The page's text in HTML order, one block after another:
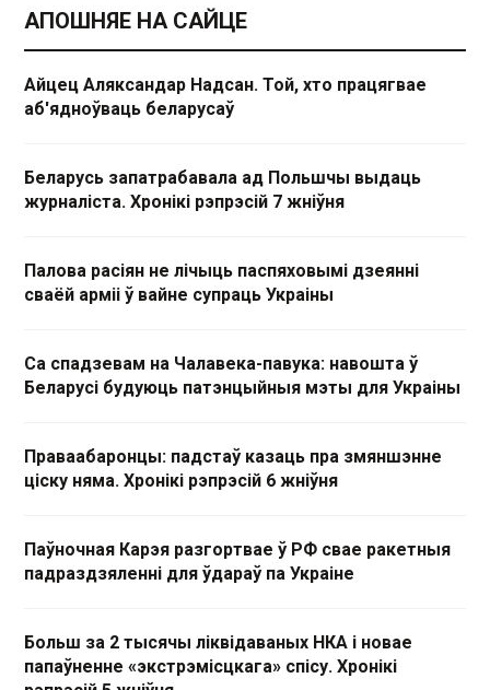
АПОШНЯЕ НА САЙЦЕ
Айцец Аляксандар Надсан. Той, хто працягвае
аб'ядноўваць беларусаў
Беларусь запатрабавала ад Польшчы выдаць
журналіста. Хронікі рэпрэсій 7 жніўня
Палова расіян не лічыць паспяховымі дзеянні
сваёй арміі ў вайне супраць Украіны
Са спадзевам на Чалавека-павука: навошта ў
Беларусі будуюць патэнцыйныя мэты для Украіны
Праваабаронцы: падстаў казаць пра змяншэнне
ціску няма. Хронікі рэпрэсій 6 жніўня
Паўночная Карэя разгортвае ў РФ свае ракетныя
падраздзяленні для ўдараў па Украіне
Больш за 2 тысячы ліквідаваных НКА і новае
папаўненне «экстрэмісцкага» спісу. Хронікі